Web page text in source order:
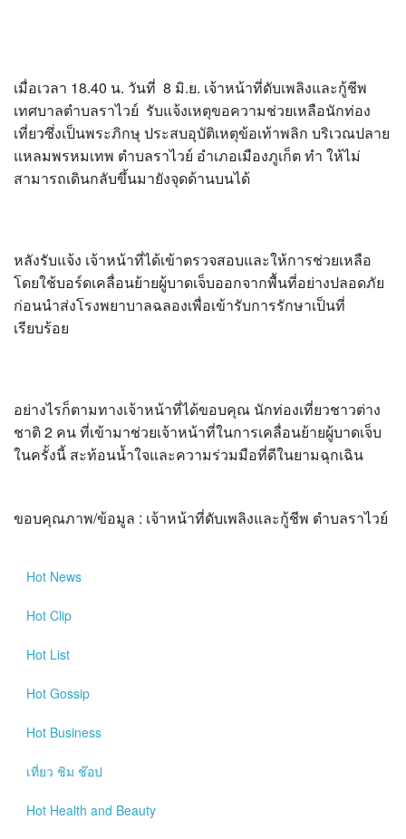
เมื่อเวลา 18.40 น. วันที่ 8 มิ.ย. เจ้าหน้าที่ดับเพลิงและกู้ชีพ
เทศบาลตำบลราไวย์ รับแจ้งเหตุขอความช่วยเหลือนักท่อง
เที่ยวซึ่งเป็นพระภิกษุ ประสบอุบัติเหตุข้อเท้าพลิก บริเวณปลาย
แหลมพรหมเทพ ตำบลราไวย์ อำเภอเมืองภูเก็ต ทำ ให้ไม่
สามารถเดินกลับขึ้นมายังจุดด้านบนได้
หลังรับแจ้ง เจ้าหน้าที่ได้เข้าตรวจสอบและให้การช่วยเหลือ
โดยใช้บอร์ดเคลื่อนย้ายผู้บาดเจ็บออกจากพื้นที่อย่างปลอดภัย
ก่อนนำส่งโรงพยาบาลฉลองเพื่อเข้ารับการรักษาเป็นที่
เรียบร้อย
อย่างไรก็ตามทางเจ้าหน้าที่ได้ขอบคุณ นักท่องเที่ยวชาวต่าง
ชาติ 2 คน ที่เข้ามาช่วยเจ้าหน้าที่ในการเคลื่อนย้ายผู้บาดเจ็บ
ในครั้งนี้ สะท้อนน้ำใจและความร่วมมือที่ดีในยามฉุกเฉิน
ขอบคุณภาพ/ข้อมูล : เจ้าหน้าที่ดับเพลิงและกู้ชีพ ตำบลราไวย์
Hot News
Hot Clip
Hot List
Hot Gossip
Hot Business
เที่ยว ชิม ช๊อป
Hot Health and Beauty